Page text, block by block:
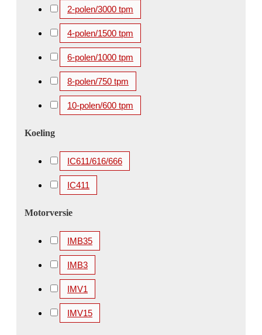
2500 kW
2650 kW 2800 kW
3150 kW
3300 kW 3350 kW
3500 kW
3550 kW 3700 kW
4000 kW
4100 kW 4250 kW
4850 kW
5000 kW
2-polen/3000 tpm
4-polen/1500 tpm
6-polen/1000 tpm
8-polen/750 tpm
10-polen/600 tpm
Koeling
IC611/616/666
IC411
Motorversie
IMB35
IMB3
IMV1
IMV15